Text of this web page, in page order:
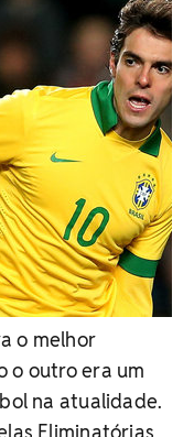
o melhor
o outro era um
na atualidade.